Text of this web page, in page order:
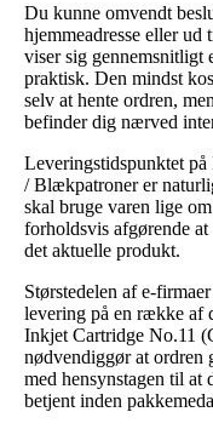
Du kunne omvendt
hjemmeadresse eller ud
viser sig gennemsnitligt
praktisk. Den mindst
selv at hente ordren,
befinder dig nærved
Leveringstidspunktet
/ Blækpatroner er
skal bruge varen lige
forholdsvis afgørende
det aktuelle produkt.
Størstedelen af e-
levering på en række af
Inkjet Cartridge No.11
nødvendiggør at ordren
med hensynstagen til at
betjent inden